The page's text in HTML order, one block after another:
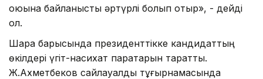
қоюына байланысты әртүрлі болып отыр», - дейді
ол.
Шара барысында президенттікке кандидаттың
өкілдері үгіт-насихат парақтарын таратты.
Ж.Ахметбеков сайлауалды тұғырнамасында